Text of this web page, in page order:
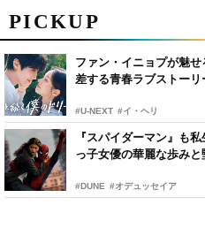
PICKUP
ファン・イニョプが魅
差する青春ラブストーリ
#U-NEXT #イ・ヘリ
『スパイダーマン』も
っ子女優の華麗な歩みと
#DUNE #オデュッセイア